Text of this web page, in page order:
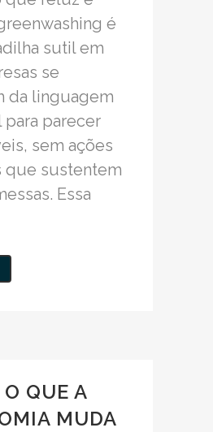
é
sutil em
se
da linguagem
para parecer
sem ações
que sustentem
Essa
O QUE A
MUDA